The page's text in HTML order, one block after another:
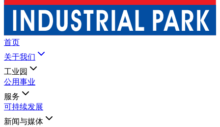
首页
关于我们
工业园
公用事业
服务
可持续发展
新闻与媒体